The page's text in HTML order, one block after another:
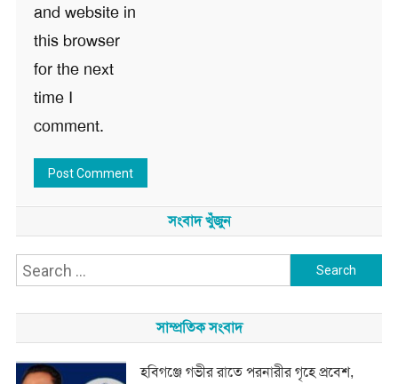
and website in
this browser
for the next
time I
comment.
সংবাদ খুঁজুন
Search
সাম্প্রতিক সংবাদ
হবিগঞ্জে গভীর রাতে পরনারীর গৃহে প্রবেশ,